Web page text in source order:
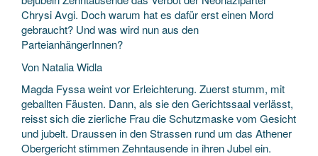
Chrysi Avgi. Doch warum hat es dafür erst einen Mord
gebraucht? Und was wird nun aus den
ParteianhängerInnen?
Von Natalia Widla
Magda Fyssa weint vor Erleichterung. Zuerst stumm, mit
geballten Fäusten. Dann, als sie den Gerichtssaal verlässt,
reisst sich die zierliche Frau die Schutzmaske vom Gesicht
und jubelt. Draussen in den Strassen rund um das Athener
Obergericht stimmen Zehntausende in ihren Jubel ein.